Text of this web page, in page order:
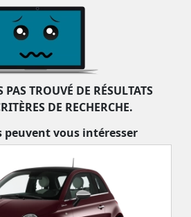
TROUVÉ DE RÉSULTATS
DE RECHERCHE.
peuvent vous intéresser